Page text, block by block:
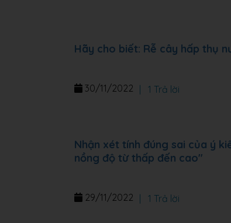
Hãy cho biết: Rễ cây hấp thụ
30/11/2022 1 Trả lời
Nhận xét tính đúng sai của ý
nồng độ từ thấp đến cao"
29/11/2022 1 Trả lời